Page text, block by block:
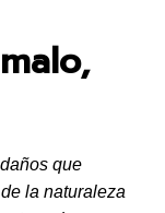
que
la naturaleza